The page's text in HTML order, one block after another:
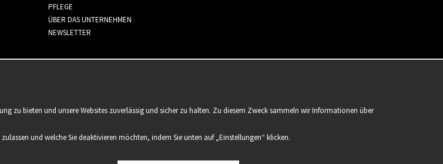
PFLEGE
ÜBER DAS UNTERNEHMEN
NEWSLETTER
zu bieten und unsere Websites zuverlässig und sicher zu halten. Zu diesem Zweck sammeln wir Informationen über
und welche Sie deaktivieren möchten, indem Sie unten auf „Einstellungen“ klicken.